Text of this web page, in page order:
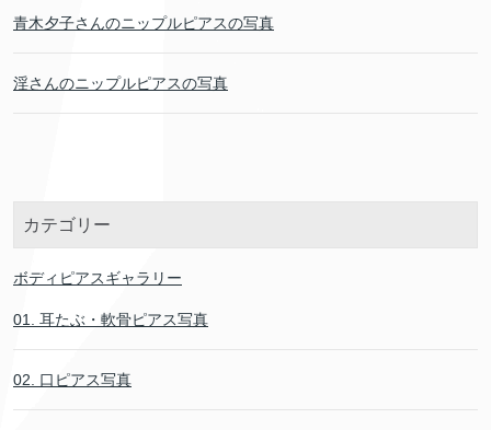
青木夕子さんのニップルピアスの写真
淫さんのニップルピアスの写真
カテゴリー
ボディピアスギャラリー
01. 耳たぶ・軟骨ピアス写真
02. 口ピアス写真